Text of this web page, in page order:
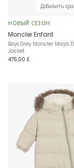
Добавить
НОВЫЙ СЕЗОН
Moncler Enfant
Boys Grey Moncler Maya
Jacket
475,00 £